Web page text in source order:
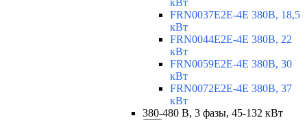
кВт
FRN0037E2E-4E 380В, 18,5
кВт
FRN0044E2E-4E 380В, 22
кВт
FRN0059E2E-4E 380В, 30
кВт
FRN0072E2E-4E 380В, 37
кВт
380-480 В, 3 фазы, 45-132 кВт